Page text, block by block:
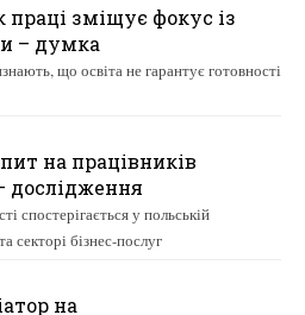
зміщує фокус із
– думка
що освіта не гарантує готовності
на працівників
дослідження
спостерігається у польській
секторі бізнес-послуг
на